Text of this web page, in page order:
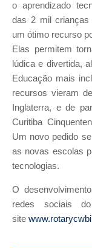
o aprendizado
das 2 mil crianças
um ótimo recurso
Elas permitem
lúdica e divertida,
Educação mais
recursos vieram
Inglaterra, e de
Curitiba
Um novo pedido
as novas escolas
tecnologias.
O
redes sociais
site